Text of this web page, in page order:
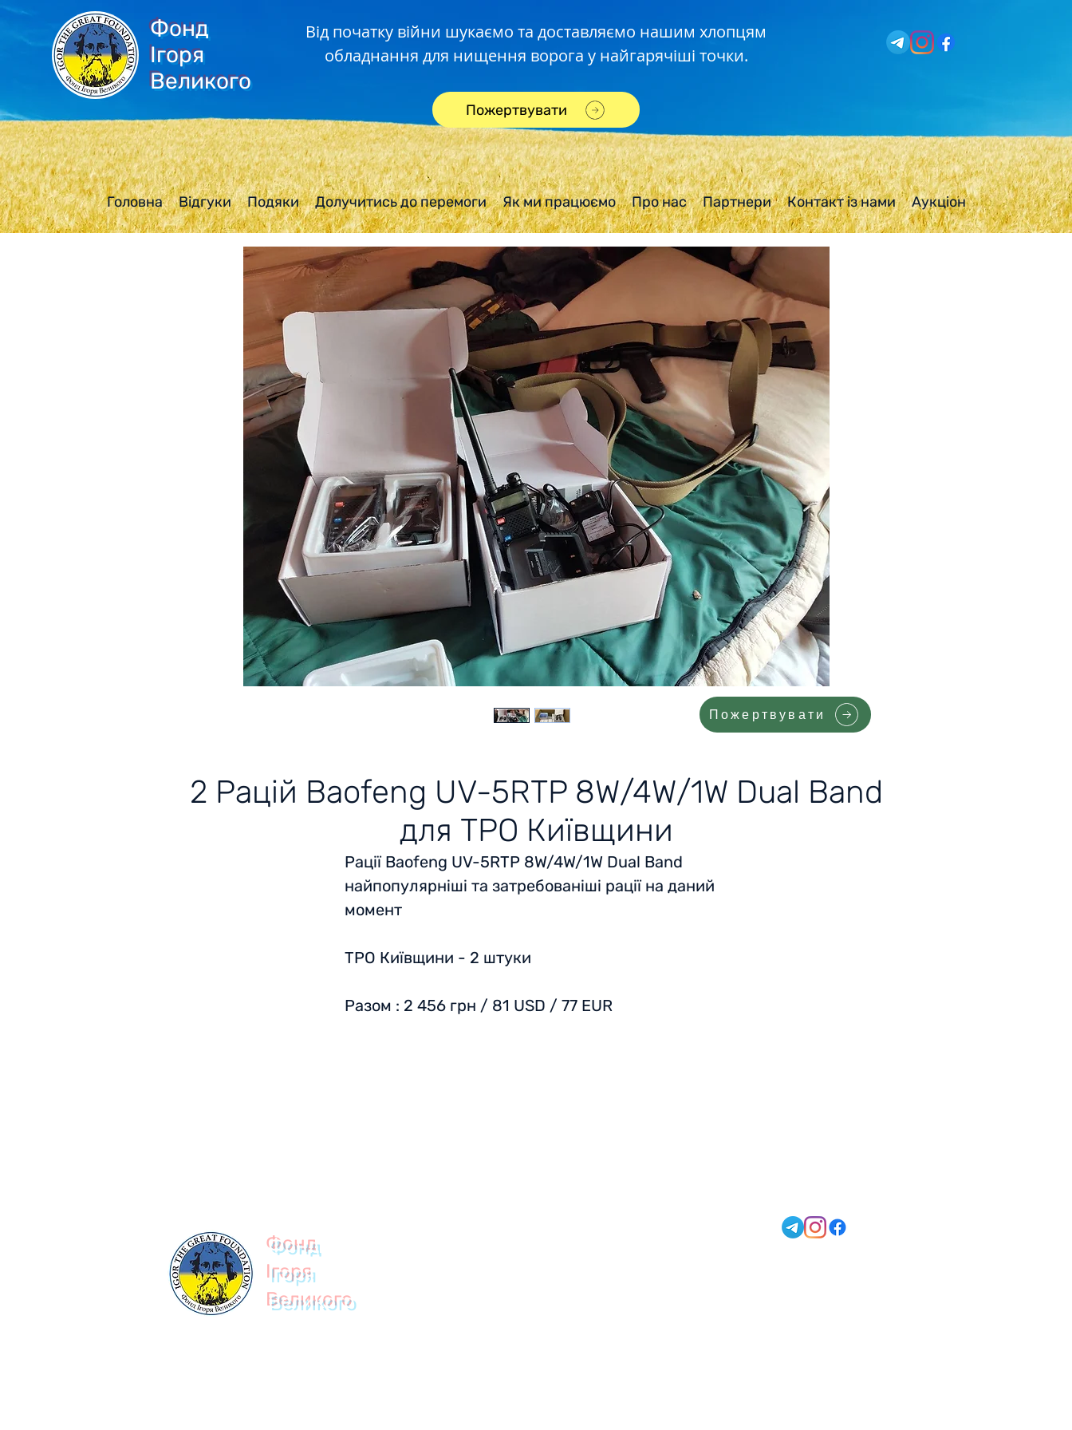
Фонд
Ігоря
Великого
Від початку війни шукаємо та доставляємо нашим хлопцям
обладнання для нищення ворога у найгарячіші точки.
Пожертвувати
Головна Відгуки Подяки Долучитись до перемоги Як ми працюємо Про нас Партнери Контакт із нами Аукціон
2 Рацій Baofeng UV-5RTP 8W/4W/1W Dual Band
для ТРО Київщини
Рації Baofeng UV-5RTP 8W/4W/1W Dual Band
найпопулярніші та затребованіші рації на даний
момент
ТРО Київщини - 2 штуки
Разом : 2 456 грн / 81 USD / 77 EUR
Пожертвувати
Фонд
Ігоря
Великого